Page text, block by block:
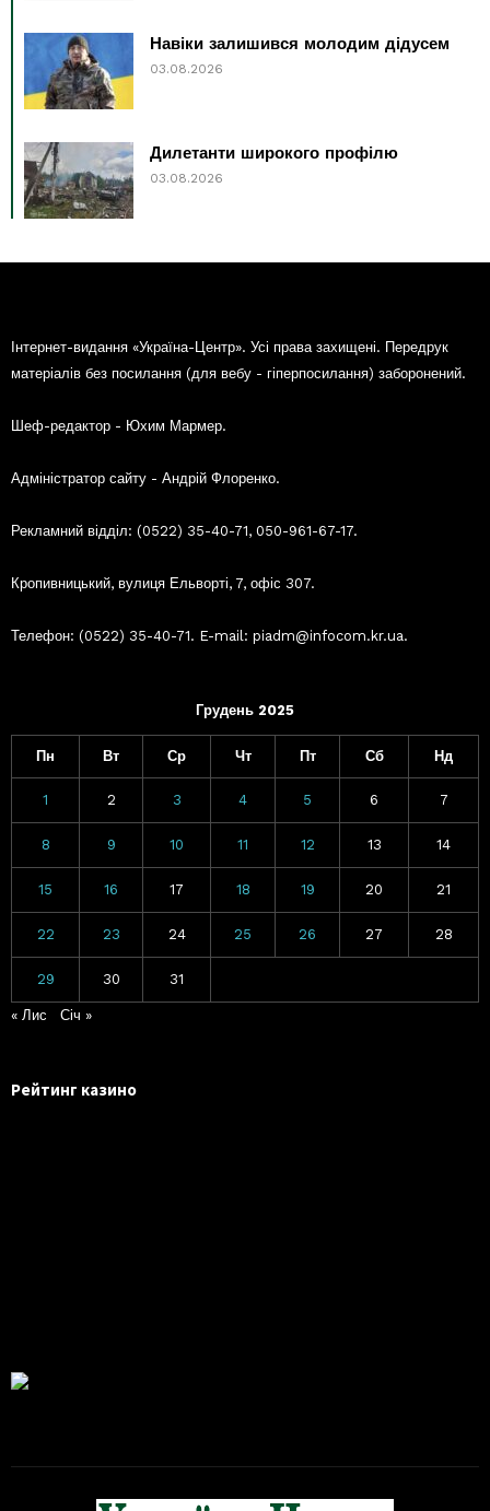
Навіки залишився молодим дідусем
03.08.2026
Дилетанти широкого профілю
03.08.2026
Інтернет-видання «Україна-Центр». Усі права захищені. Передрук
матеріалів без посилання (для вебу - гіперпосилання) заборонений.
Шеф-редактор - Юхим Мармер.
Адміністратор сайту - Андрій Флоренко.
Рекламний відділ: (0522) 35-40-71, 050-961-67-17.
Кропивницький, вулиця Ельворті, 7, офіс 307.
Телефон: (0522) 35-40-71. E-mail: piadm@infocom.kr.ua.
Грудень 2025
Пн Вт Ср Чт Пт Сб Нд
1 2 3 4 5 6 7
8 9 10 11 12 13 14
15 16 17 18 19 20 21
22 23 24 25 26 27 28
29 30 31
« Лис Січ »
Рейтинг казино